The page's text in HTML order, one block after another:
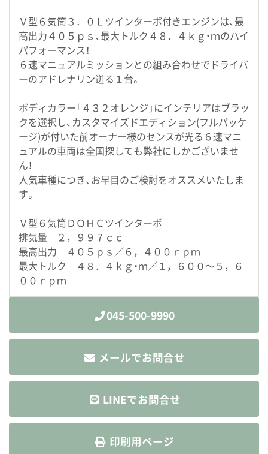
Ｖ型６気筒３．０Ｌツインターボ付きエンジンは、最
高出力４０５ｐｓ、最大トルク４８．４ｋｇ・ｍのハイ
パフォーマンス！
６速マニュアルミッションとの組み合わせでドライバ
ーのアドレナリン迸る１台。
ボディカラー「４３２オレンジ」にインテリアはブラッ
クを選択し、カスタマイズドエディション(フルパッケ
ージ)が付いた前オーナー様のセンスが光る６速マニ
ュアルの車両は全国探しても弊社にしかございませ
ん！
人気車種につき、お早目のご検討をオススメいたしま
す。
Ｖ型６気筒ＤＯＨＣツインターボ
排気量 ２，９９７ｃｃ
最高出力 ４０５ｐｓ／６，４００ｒｐｍ
最大トルク ４８．４ｋｇ・ｍ／１，６００～５，６
００ｒｐｍ
045-500-9990
メールでお問合せ
LINEでお問合せ
印刷用ページ